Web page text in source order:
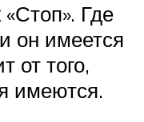
Где
он имеется
от того,
имеются.